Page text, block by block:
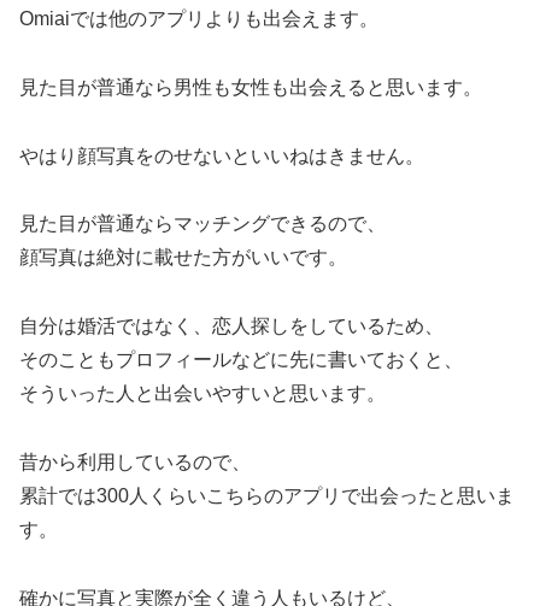
Omiaiでは他のアプリよりも出会えます。
見た目が普通なら男性も女性も出会えると思います。
やはり顔写真をのせないといいねはきません。
見た目が普通ならマッチングできるので、
顔写真は絶対に載せた方がいいです。
自分は婚活ではなく、恋人探しをしているため、
そのこともプロフィールなどに先に書いておくと、
そういった人と出会いやすいと思います。
昔から利用しているので、
累計では300人くらいこちらのアプリで出会ったと思いま
す。
確かに写真と実際が全く違う人もいるけど、